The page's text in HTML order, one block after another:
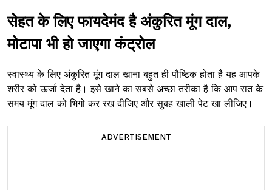
सेहत के लिए फायदेमंद है अंकुरित मूंग दाल,
मोटापा भी हो जाएगा कंट्रोल
स्वास्थ्य के लिए अंकुरित मूंग दाल खाना बहुत ही पौष्टिक होता है यह आपके
शरीर को ऊर्जा देता है। इसे खाने का सबसे अच्छा तरीका है कि आप रात के
समय मूंग दाल को भिगो कर रख दीजिए और सुबह खाली पेट खा लीजिए।
ADVERTISEMENT